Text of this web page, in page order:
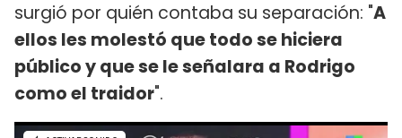
surgió por quién contaba su separación: "A
ellos les molestó que todo se hiciera
público y que se le señalara a Rodrigo
como el traidor".